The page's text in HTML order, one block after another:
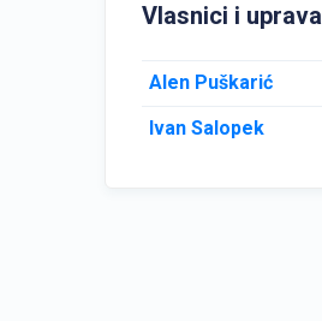
Vlasnici i uprava
Alen Puškarić
Ivan Salopek